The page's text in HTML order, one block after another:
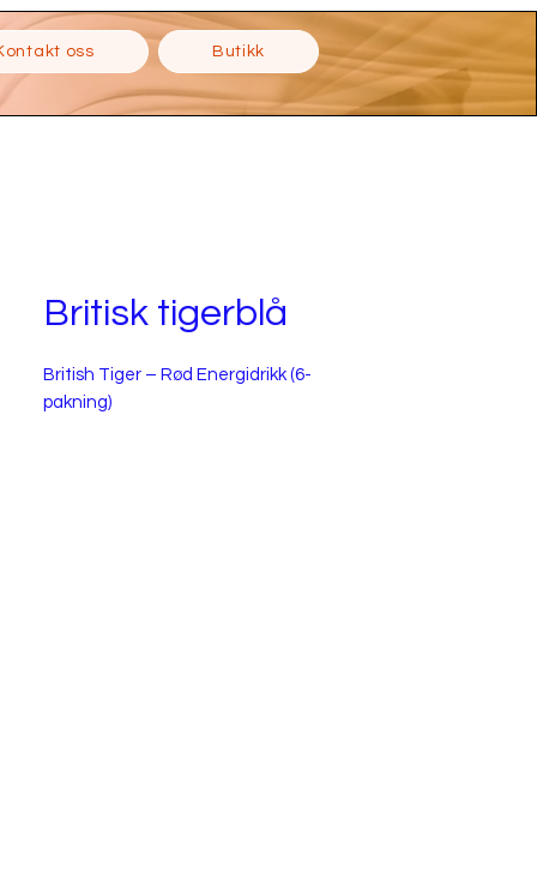
oss Butikk
Britisk tigerblå
British Tiger – Rød Energidrikk (6-
pakning)